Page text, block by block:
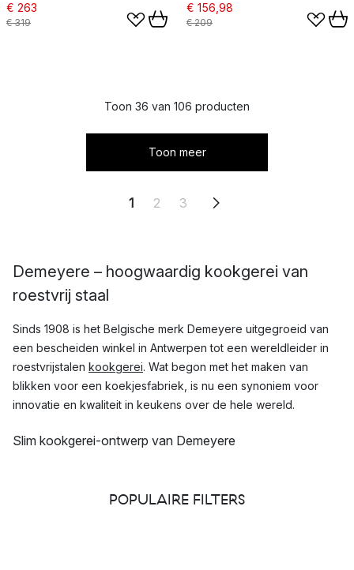
€ 263
€ 319
€ 156,98
€ 209
Toon 36 van 106 producten
Toon meer
1 2 3
Demeyere – hoogwaardig kookgerei van
roestvrij staal
Sinds 1908 is het Belgische merk Demeyere uitgegroeid van
een bescheiden winkel in Antwerpen tot een wereldleider in
roestvrijstalen kookgerei. Wat begon met het maken van
blikken voor een koekjesfabriek, is nu een synoniem voor
innovatie en kwaliteit in keukens over de hele wereld.
Slim kookgerei-ontwerp van Demeyere
keukens als in huishoudens gewaardeerd. Dankzij slimme
POPULAIRE FILTERS